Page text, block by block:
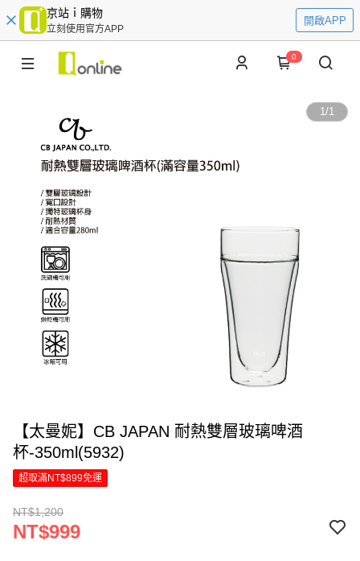
京站ｉ購物
立刻使用官方APP
開啟APP
0
1/1
【太曼妮】CB JAPAN 耐熱雙層玻璃啤酒
杯-350ml(5932)
超取滿NT$899免運
NT$1,200
NT$999